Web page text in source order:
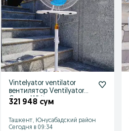
Vintelyator ventilator
вентилятор Ventilyator
Crown White
321 948 сум
Ташкент, Юнусабадский район
Сегодня в 09:34